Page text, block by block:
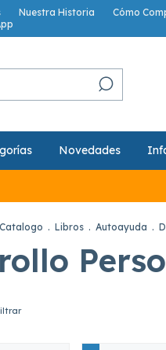
Nuestra Historia Cómo
Novedades
Catalogo . Libros . Autoayuda .